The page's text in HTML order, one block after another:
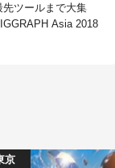
ツールまで大集
Asia 2018
京